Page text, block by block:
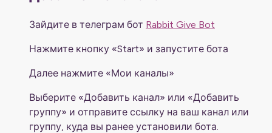
Зайдите в телеграм бот Rabbit Give Bot
Нажмите кнопку «Start» и запустите бота
Далее нажмите «Мои каналы»
Выберите «Добавить канал» или «Добавить
группу» и отправите ссылку на ваш канал или
группу, куда вы ранее установили бота.